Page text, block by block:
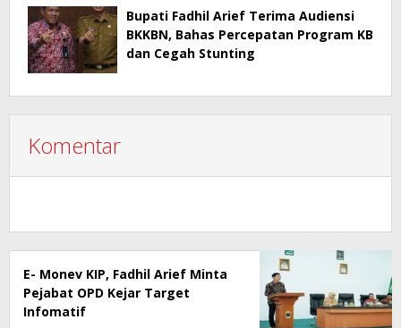
Bupati Fadhil Arief Terima Audiensi
BKKBN, Bahas Percepatan Program KB
dan Cegah Stunting
Komentar
E- Monev KIP, Fadhil Arief Minta
Pejabat OPD Kejar Target
Infomatif